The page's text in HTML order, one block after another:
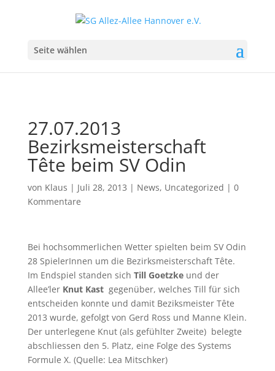
Seite wählen
27.07.2013
Bezirksmeisterschaft
Tête beim SV Odin
von Klaus | Juli 28, 2013 | News, Uncategorized | 0
Kommentare
Bei hochsommerlichen Wetter spielten beim SV Odin
28 SpielerInnen um die Bezirksmeisterschaft Tête.
Im Endspiel standen sich Till Goetzkeund der
Allee’ler Knut Kastgegenüber, welches Till für sich
entscheiden konnte und damit Beziksmeister Tête
2013 wurde, gefolgt von Gerd Ross und Manne Klein.
Der unterlegene Knut (als gefühlter Zweite) belegte
abschliessen den 5. Platz, eine Folge des Systems
Formule X. (Quelle: Lea Mitschker)